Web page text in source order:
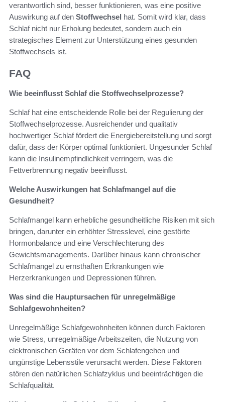
verantwortlich sind, besser funktionieren, was eine positive
Auswirkung auf den Stoffwechsel hat. Somit wird klar, dass
Schlaf nicht nur Erholung bedeutet, sondern auch ein
strategisches Element zur Unterstützung eines gesunden
Stoffwechsels ist.
FAQ
Wie beeinflusst Schlaf die Stoffwechselprozesse?
Schlaf hat eine entscheidende Rolle bei der Regulierung der
Stoffwechselprozesse. Ausreichender und qualitativ
hochwertiger Schlaf fördert die Energiebereitstellung und sorgt
dafür, dass der Körper optimal funktioniert. Ungesunder Schlaf
kann die Insulinempfindlichkeit verringern, was die
Fettverbrennung negativ beeinflusst.
Welche Auswirkungen hat Schlafmangel auf die
Gesundheit?
Schlafmangel kann erhebliche gesundheitliche Risiken mit sich
bringen, darunter ein erhöhter Stresslevel, eine gestörte
Hormonbalance und eine Verschlechterung des
Gewichtsmanagements. Darüber hinaus kann chronischer
Schlafmangel zu ernsthaften Erkrankungen wie
Herzerkrankungen und Depressionen führen.
Was sind die Hauptursachen für unregelmäßige
Schlafgewohnheiten?
Unregelmäßige Schlafgewohnheiten können durch Faktoren
wie Stress, unregelmäßige Arbeitszeiten, die Nutzung von
elektronischen Geräten vor dem Schlafengehen und
ungünstige Lebensstile verursacht werden. Diese Faktoren
stören den natürlichen Schlafzyklus und beeinträchtigen die
Schlafqualität.